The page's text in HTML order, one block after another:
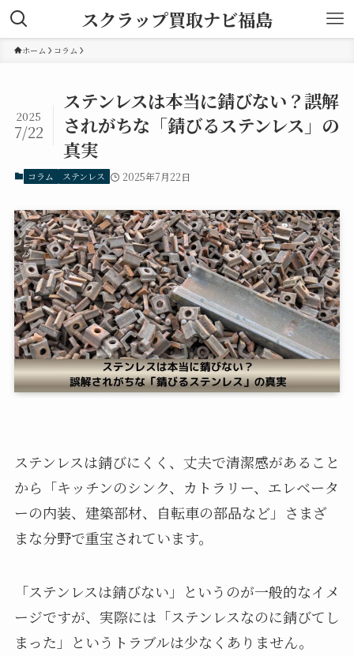
スクラップ買取ナビ福島
ホーム コラム
ステンレスは本当に錆びない？誤解
されがちな「錆びるステンレス」の
真実
2025
7/22
コラム ステンレス 2025年7月22日
ステンレスは錆びにくく、丈夫で清潔感があること
から「キッチンのシンク、カトラリー、エレベータ
ーの内装、建築部材、自転車の部品など」さまざ
まな分野で重宝されています。
「ステンレスは錆びない」というのが一般的なイメ
ージですが、実際には「ステンレスなのに錆びてし
まった」というトラブルは少なくありません。